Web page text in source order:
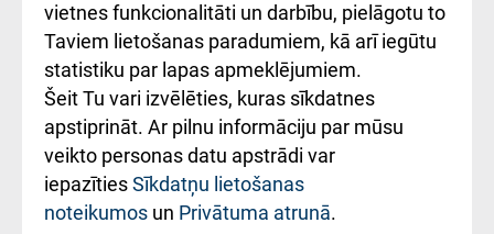
Rēķinu apmaksas
ceļvedis
Rekvizīti un
ārstniecības
iestādes kods
010000234
vietnes funkcionalitāti un darbību, pielāgotu to
Taviem lietošanas paradumiem, kā arī iegūtu
statistiku par lapas apmeklējumiem.
Šeit Tu vari izvēlēties, kuras sīkdatnes
apstiprināt. Ar pilnu informāciju par mūsu
veikto personas datu apstrādi var
iepazītiesSīkdatņu lietošanas
noteikumos un Privātuma atrunā.